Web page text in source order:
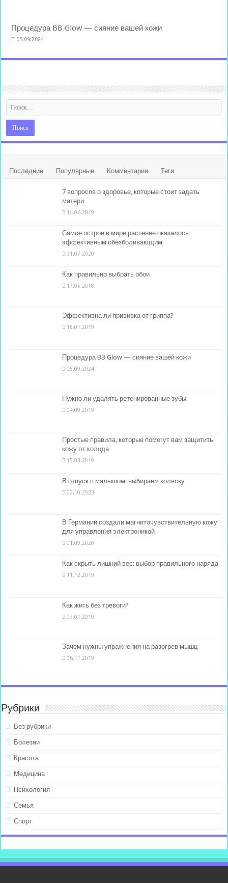
Процедура BB Glow — сияние вашей кожи
05.09.2024
Последние Популярные Комментарии Теги
7 вопросов о здоровье, которые стоит задать
матери
14.06.2019
Самое острое в мире растение оказалось
эффективным обезболивающим
31.07.2020
Как правильно выбрать обои
17.05.2018
Эффективна ли прививка от гриппа?
18.01.2019
Процедура BB Glow — сияние вашей кожи
05.09.2024
Нужно ли удалять ретенированные зубы
04.09.2019
Простые правила, которые помогут вам защитить
кожу от холода
15.03.2019
В отпуск с малышом: выбираем коляску
02.10.2023
В Германии создали магниточувствительную кожу
для управления электроникой
01.09.2020
Как скрыть лишний вес: выбор правильного наряда
11.12.2019
Как жить без тревоги?
09.01.2019
Зачем нужны упражнения на разогрев мышц
06.11.2019
Рубрики
Без рубрики
Болезни
Красота
Медицина
Психология
Семья
Спорт